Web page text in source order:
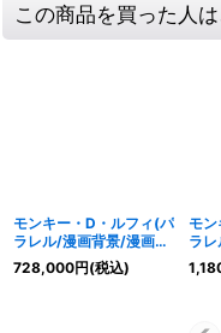
この商品を買った人
モンキー・D・ルフィ(パ
ラレル/漫画背景/漫画
絵)【SEC/SP】{EB02-
061}
728,000円(税込)
モ
ラ
【